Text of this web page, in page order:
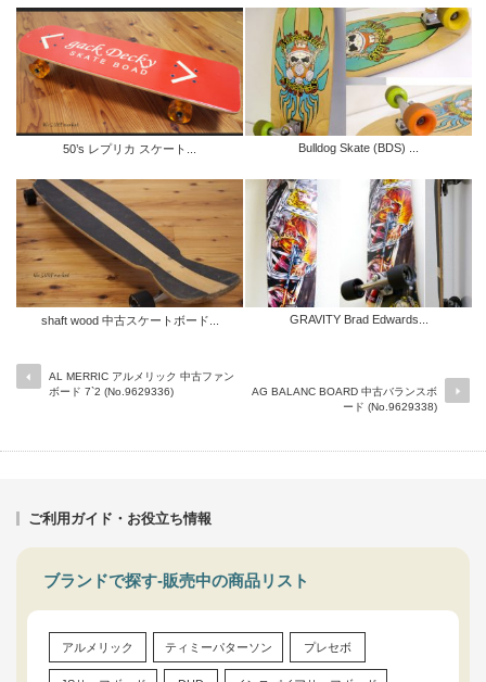
50’s レプリカ スケート... Bulldog Skate (BDS) ...
shaft wood 中古スケートボード... GRAVITY Brad Edwards...
AL MERRIC アルメリック 中古ファン
ボード 7`2 (No.9629336)
AG BALANC BOARD 中古バランスボ
ード (No.9629338)
ご利用ガイド・お役立ち情報
ブランドで探す-販売中の商品リスト
アルメリック ティミーパターソン プレセボ